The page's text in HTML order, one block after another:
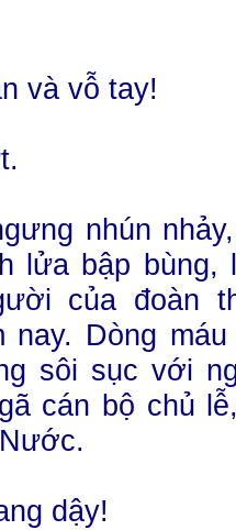
và vỗ tay!
nhún
lửa bập bùng,
của đoàn
nay. Dòng
sôi sục với
cán bộ chủ
dậy!